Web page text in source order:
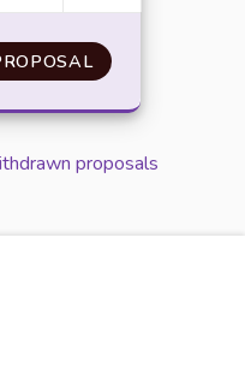
AUDIT
proposals